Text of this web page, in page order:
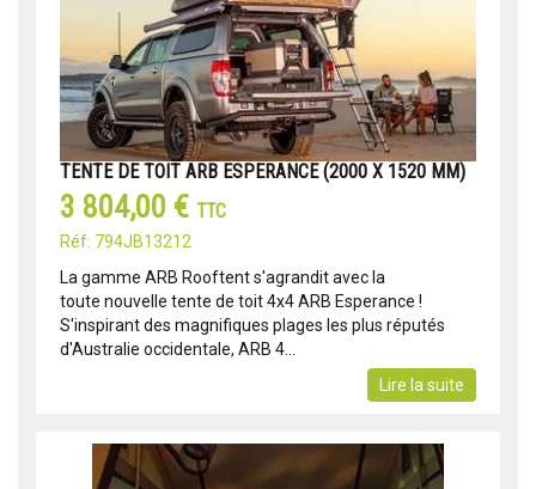
TENTE DE TOIT ARB ESPERANCE (2000 X 1520 MM)
3 804,00 € TTC
Réf: 794JB13212
La gamme ARB Rooftent s'agrandit avec la
toute nouvelle tente de toit 4x4 ARB Esperance !
S'inspirant des magnifiques plages les plus réputés
d'Australie occidentale, ARB 4...
Lire la suite